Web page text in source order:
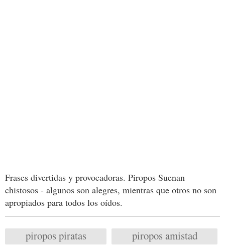
Frases divertidas y provocadoras. Piropos Suenan
chistosos - algunos son alegres, mientras que otros no son
apropiados para todos los oídos.
piropos piratas piropos amistad